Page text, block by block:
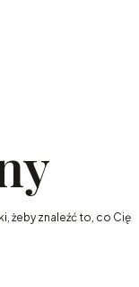
żeby znaleźć to, co Cię